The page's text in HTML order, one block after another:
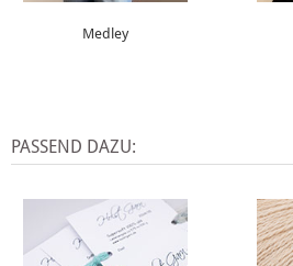
Medley
PASSEND DAZU: